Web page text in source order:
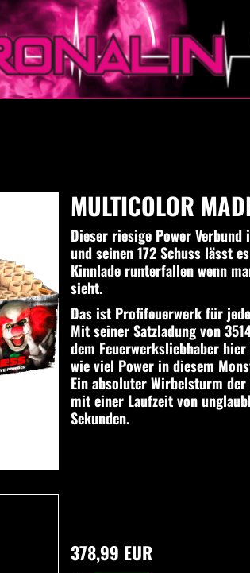
MULTICOLOR
Dieser riesige Power
und seinen 172 Schuss lässt
Kinnlade runterfallen wenn
sieht.
Das ist Profifeuerwerk für
Mit seiner Satzladung von
dem Feuerwerksliebhaber
wie viel Power in diesem
Ein absoluter Wirbelsturm der
mit einer Laufzeit von
Sekunden.
378,99 EUR